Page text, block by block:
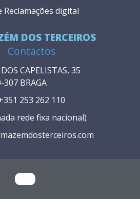
DOS TERCEIROS
Contactos
CAPELISTAS, 35
307 BRAGA
253 262 110
rede fixa nacional)
Reclamações digital